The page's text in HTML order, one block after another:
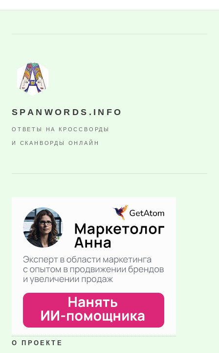
SPANWORDS.INFO
ОТВЕТЫ НА КРОССВОРДЫ
И СКАНВОРДЫ ОНЛАЙН
О ПРОЕКТЕ